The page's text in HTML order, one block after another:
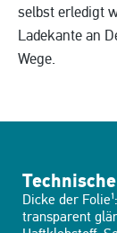
selbst erledigt
Ladekante an
Wege.
Dicke der
transparent